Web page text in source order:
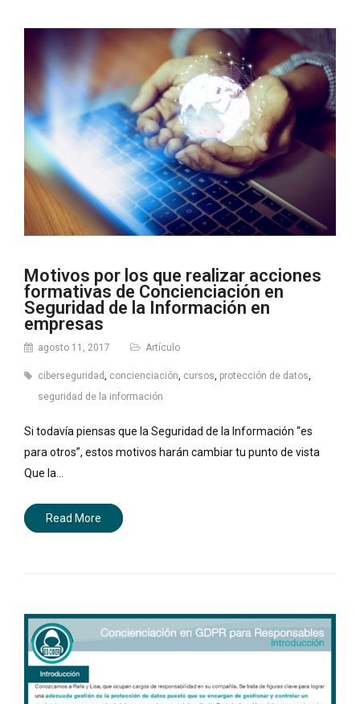
Motivos por los que realizar acciones
formativas de Concienciación en
Seguridad de la Información en
empresas
agosto 11, 2017 Artículo
ciberseguridad, concienciación, cursos, protección de datos,
seguridad de la información
Si todavía piensas que la Seguridad de la Información “es
para otros”, estos motivos harán cambiar tu punto de vista
Que la…
Read More